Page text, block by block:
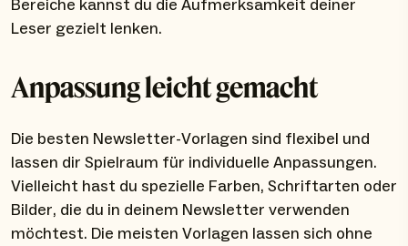
Bereiche kannst du die Aufmerksamkeit deiner
Leser gezielt lenken.
Anpassung leicht gemacht
Die besten Newsletter-Vorlagen sind flexibel und
lassen dir Spielraum für individuelle Anpassungen.
Vielleicht hast du spezielle Farben, Schriftarten oder
Bilder, die du in deinem Newsletter verwenden
möchtest. Die meisten Vorlagen lassen sich ohne